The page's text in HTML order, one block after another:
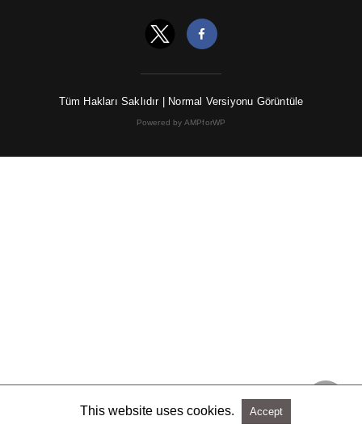
Tüm Hakları Saklıdır | Normal Versiyonu Görüntüle
Powered by AMPforWP
This website uses cookies. Accept